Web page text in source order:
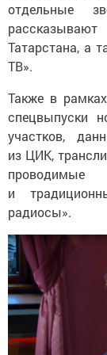
отдельные
Татарстана, а
ТВ».
Также в
спецвыпуски
участков,
из ЦИК,
и
радиосы».